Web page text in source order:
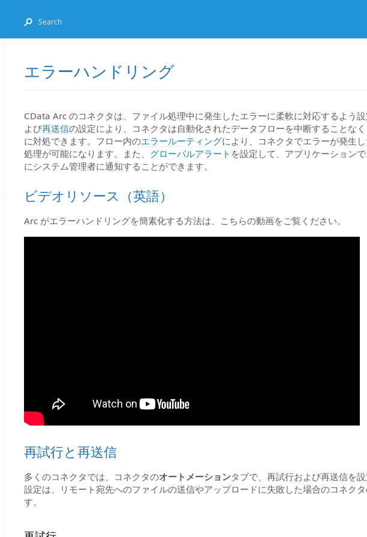
エラーハンドリング
CData Arc のコネクタは、ファイル処理中に発生したエラーに柔軟に対応するよう設
よび再送信の設定により、コネクタは自動化されたデータフローを中断することな
に対処できます。フロー内のエラールーティングにより、コネクタでエラーが発生
処理が可能になります。また、 グローバルアラート を設定して、アプリケーション
にシステム管理者に通知することができます。
ビデオリソース（英語）
Arc がエラーハンドリングを簡素化する方法は、こちらの動画をご覧ください。
再試行と再送信
多くのコネクタでは、コネクタのオートメーションタブで、再試行および再送信を
設定は、リモート宛先へのファイルの送信やアップロードに失敗した場合のコネク
す。